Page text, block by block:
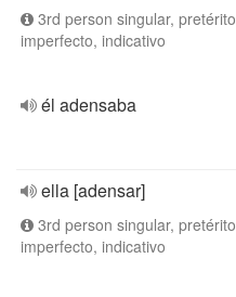
3rd person singular, pretérito
imperfecto, indicativo
él adensaba
ella [adensar]
3rd person singular, pretérito
imperfecto, indicativo